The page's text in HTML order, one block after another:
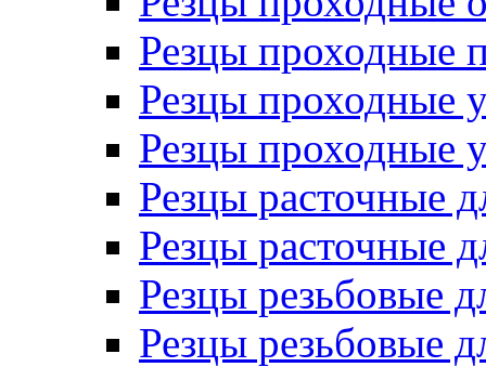
Резцы проходные
Резцы проходные
Резцы проходные
Резцы расточные
Резцы расточные
Резцы резьбовые
Резцы резьбовые